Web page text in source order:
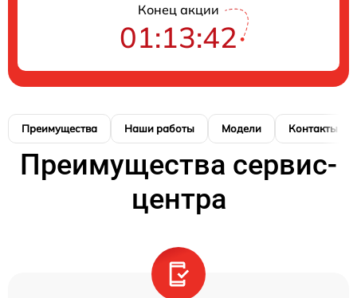
Конец акции
01:13:41
Преимущества Наши работы Модели Контакты
Преимущества сервис-
центра